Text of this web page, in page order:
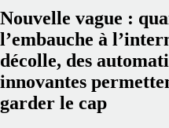
Nouvelle vague :
l’embauche à
décolle, des
innovantes
garder le cap